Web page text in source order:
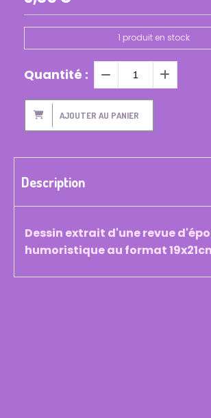
1 produit en stock
Quantité :
AJOUTER AU PANIER
Description
Dessin extrait d'une revue
humoristique au format